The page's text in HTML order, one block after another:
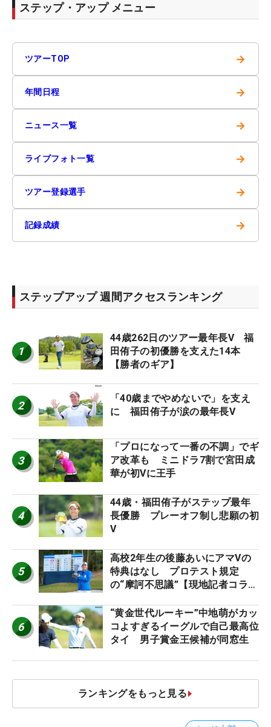
ステップ・アップ メニュー
ツアーTOP →
年間日程 →
ニュース一覧 →
ライブフォト一覧 →
ツアー登録選手 →
記録成績 →
ステップアップ 週間アクセスランキング
1
44歳262日のツアー最年長V 福
田侑子の初優勝を支えた14本
【勝者のギア】
2
「40歳までやめないで」を支え
に 福田侑子が涙の最年長V
3
「プロになって一番の不調」でギ
ア改革も ミニドラ7割で宮田成
華が初Vに王手
4
44歳・福田侑子がステップ最年
長優勝 プレーオフ制し悲願の初
V
5
高校2年生の後藤あいにアマVの
特典はなし プロテスト規定
の“摩訶不思議”【現地記者コラ
6
“黄金世代ルーキー”中地萌がカッ
コよすぎるイーグルで自己最高位
タイ 男子賞金王候補が同窓生
ランキングをもっと見る